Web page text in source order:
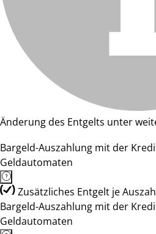
Änderung des Entgelts unter
Bargeld-Auszahlung mit der
Geldautomaten
Zusätzliches Entgelt je
Bargeld-Auszahlung mit der
Geldautomaten